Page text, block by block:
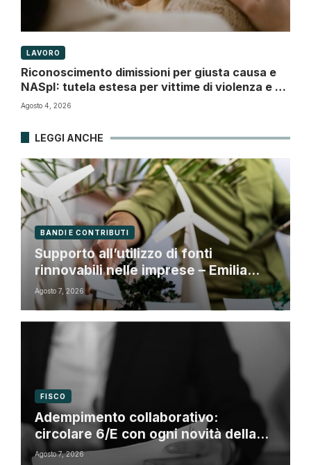
LAVORO
Riconoscimento dimissioni per giusta causa e
NASpI: tutela estesa per vittime di violenza e di
atti persecutori
Agosto 4, 2026
LEGGI ANCHE
BANDI E CONTRIBUTI
Supporto all’utilizzo di fonti
rinnovabili nelle imprese – Emilia
Romagna
Agosto 7, 2026
FISCO
Adempimento collaborativo:
circolare 6/E con ogni novità della
riforma fiscale
Agosto 7, 2026